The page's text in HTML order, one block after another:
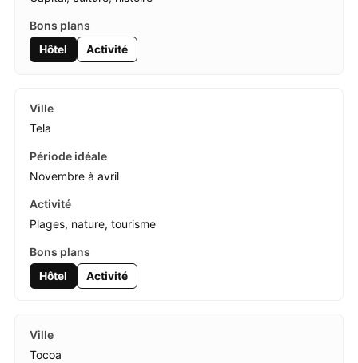
Hôtel Activité
Tela
Novembre à avril
Plages, nature, tourisme
Hôtel Activité
Tocoa